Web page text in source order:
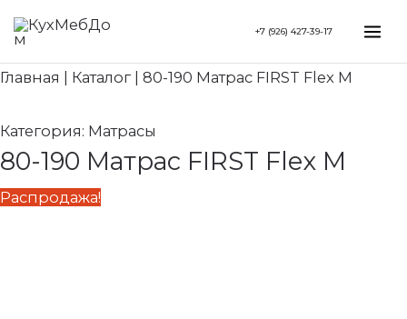
Перейти
содержимому
+7 (926) 427-39-17
Главная Каталог 80-190 Матрас FIRST Flex M
Категория: Матрасы
80-190 Матрас FIRST Flex M
Распродажа!
Первоначальная
составляла
950 ₽.
7
Search...